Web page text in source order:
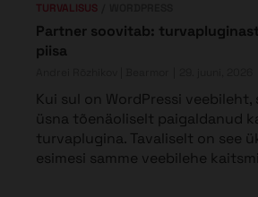
TURVALISUS
Partner soovitab:
piisa
Kui sul on WordPressi veebileht,
üsna tõenäoliselt paigaldanud
turvaplugina. Tavaliselt on see
esimesi samme veebilehe